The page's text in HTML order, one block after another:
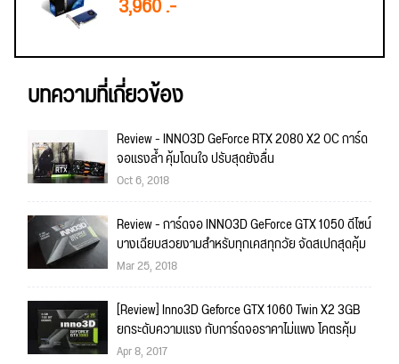
บทความที่เกี่ยวข้อง
Review - INNO3D GeForce RTX 2080 X2 OC การ์ด
จอแรงล้ำ คุ้มโดนใจ ปรับสุดยังลื่น
Oct 6, 2018
Review - การ์ดจอ INNO3D GeForce GTX 1050 ดีไซน์
บางเฉียบสวยงามสำหรับทุกเคสทุกวัย จัดสเปกสุดคุ้ม
Mar 25, 2018
[Review] Inno3D Geforce GTX 1060 Twin X2 3GB
ยกระดับความแรง กับการ์ดจอราคาไม่แพง โคตรคุ้ม
Apr 8, 2017